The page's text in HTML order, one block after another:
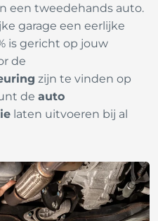
een tweedehands auto.
garage een eerlijke
is gericht op jouw
de
zijn te vinden op
de auto
laten uitvoeren bij al